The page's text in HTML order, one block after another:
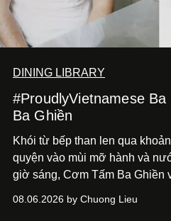
DINING LIBRARY
#ProudlyVietnamese
Ba Ghiền
Khói từ bếp than len qua
quyện vào mùi mỡ hành và
giờ sáng, Cơm Tấm Ba Ghiền
08.06.2026 by Chuong Lieu